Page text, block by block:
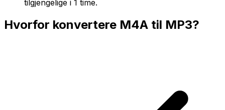
tilgjengelige i 1 time.
Hvorfor konvertere M4A til MP3?